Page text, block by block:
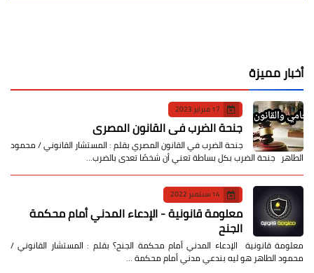
أخبار مميزة
17 فبراير 2023
جنحة الضرب في القانون المصري
جنحة الضرب في القانون المصري بقلم : المستشار القانوني / محمود
الطاهر جنحة الضرب بكل بساطة تعني أن شخصًا تعدى بالضرب…
14 سبتمبر 2022
معلومة قانونية - الإدعاء المدني أمام محكمة
الجنح
معلومة قانونية الإدعاء المدني أمام محكمة الجنح؟ بقلم : المستشار القانوني /
محمود الطاهر هو ليه بندعي مدني أمام محكمة …